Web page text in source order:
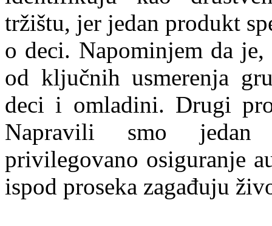
tržištu, jer jedan produkt
o deci. Napominjem da
od ključnih usmerenja
deci i omladini. Drugi
Napravili smo jedan
privilegovano osiguranje
ispod proseka zagađuju